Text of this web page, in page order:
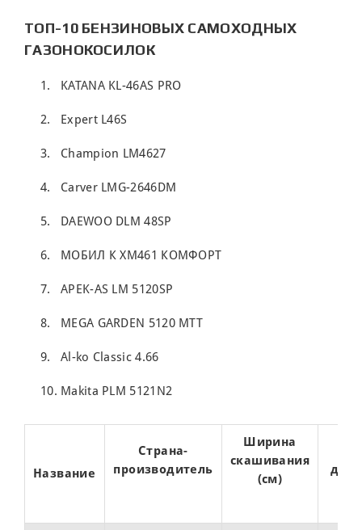
ТОП-10 БЕНЗИНОВЫХ САМОХОДНЫХ
ГАЗОНОКОСИЛОК
KATANA KL-46AS PRO
Expert L46S
Champion LM4627
Carver LMG-2646DM
DAEWOO DLM 48SP
МОБИЛ К XM461 КОМФОРТ
APEK-AS LM 5120SP
MEGA GARDEN 5120 MTT
Al-ko Classic 4.66
Makita PLM 5121N2
Название
Страна-
производитель
Ширина
скашивания
(см)